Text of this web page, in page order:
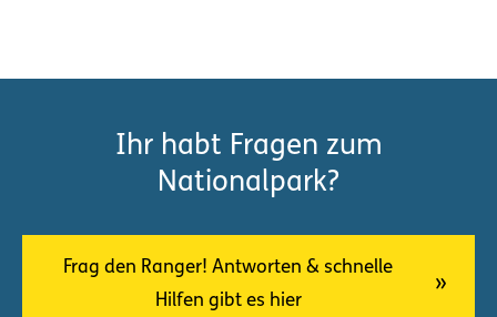
Ihr habt Fragen zum
Nationalpark?
Frag den Ranger! Antworten & schnelle
Hilfen gibt es hier